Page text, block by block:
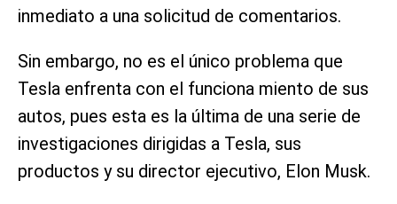
inmediato a una solicitud de comentarios.
Sin embargo, no es el único problema que
Tesla enfrenta con el funciona miento de sus
autos, pues esta es la última de una serie de
investigaciones dirigidas a Tesla, sus
productos y su director ejecutivo, Elon Musk.